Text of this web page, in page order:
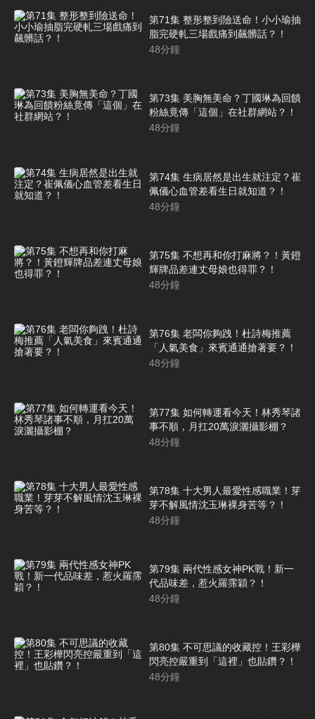
第71集 整形整到險送命！小小瑜抽
脂完硬軋三場戲痛到飆髒話？！
48分鐘
第73集 美胸無美命？丁國琳為回饋
粉絲竟傳「這個」在社群網站？！
48分鐘
第74集 生病居然是出生就注定？崔
佩儀心血管差看生日就知道？！
48分鐘
第75集 不想再和你打麻將？！黃鐙
輝牌品差連丈母娘也得罪？！
48分鐘
第76集 老闆你夠跩！杜詩梅推薦
「人氣美食」來賓通通搶著要？！
48分鐘
第77集 如何轉運看今天！林秀琴諸
事不順，月扛20萬淚灑攝影棚？
48分鐘
第78集 十大男人最愛性感職業！芽
芽不解風情沈玉琳裸身苦等？！
48分鐘
第79集 兩代性感女神PK戰！新一
代品味差，惹火羅霈穎？！
48分鐘
第80集 不可思議的收藏控！王彩樺
閃亮控嚴重到「這裡」也貼鑽？！
48分鐘